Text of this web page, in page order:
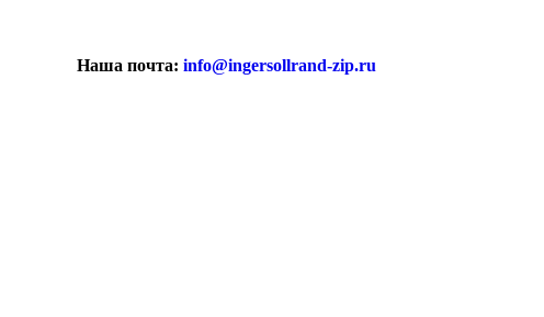
Наша почта: info@ingersollrand-zip.ru